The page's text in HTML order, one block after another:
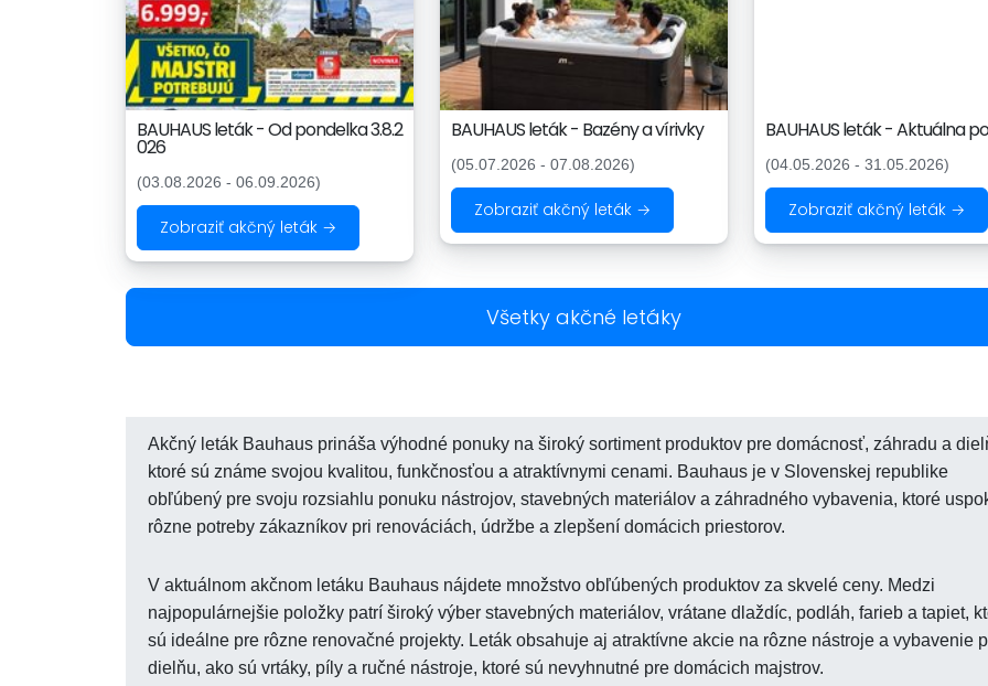
BAUHAUS leták - Od pondelka 3.8.2
026
(03.08.2026 - 06.09.2026)
Zobraziť akčný leták →
BAUHAUS leták - Bazény a vírivky
(05.07.2026 - 07.08.2026)
Zobraziť akčný leták →
BAUHAUS leták - Aktuálna
(04.05.2026 - 31.05.2026)
Zobraziť akčný leták →
Všetky akčné letáky
Akčný leták Bauhaus prináša výhodné ponuky na široký sortiment produktov pre domácnosť, záhradu a
ktoré sú známe svojou kvalitou, funkčnosťou a atraktívnymi cenami. Bauhaus je v Slovenskej republike
obľúbený pre svoju rozsiahlu ponuku nástrojov, stavebných materiálov a záhradného vybavenia, ktoré
rôzne potreby zákazníkov pri renováciách, údržbe a zlepšení domácich priestorov.
V aktuálnom akčnom letáku Bauhaus nájdete množstvo obľúbených produktov za skvelé ceny. Medzi
najpopulárnejšie položky patrí široký výber stavebných materiálov, vrátane dlaždíc, podláh, farieb a tapiet,
sú ideálne pre rôzne renovačné projekty. Leták obsahuje aj atraktívne akcie na rôzne nástroje a vybavenie
dielňu, ako sú vrtáky, píly a ručné nástroje, ktoré sú nevyhnutné pre domácich majstrov.